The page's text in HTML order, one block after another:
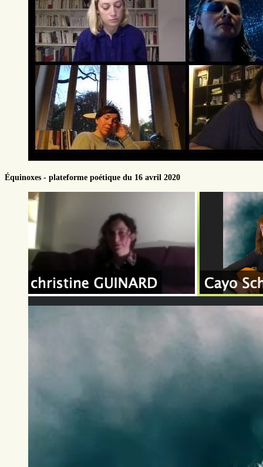
Équinoxes - plateforme poétique du 16 avril 2020